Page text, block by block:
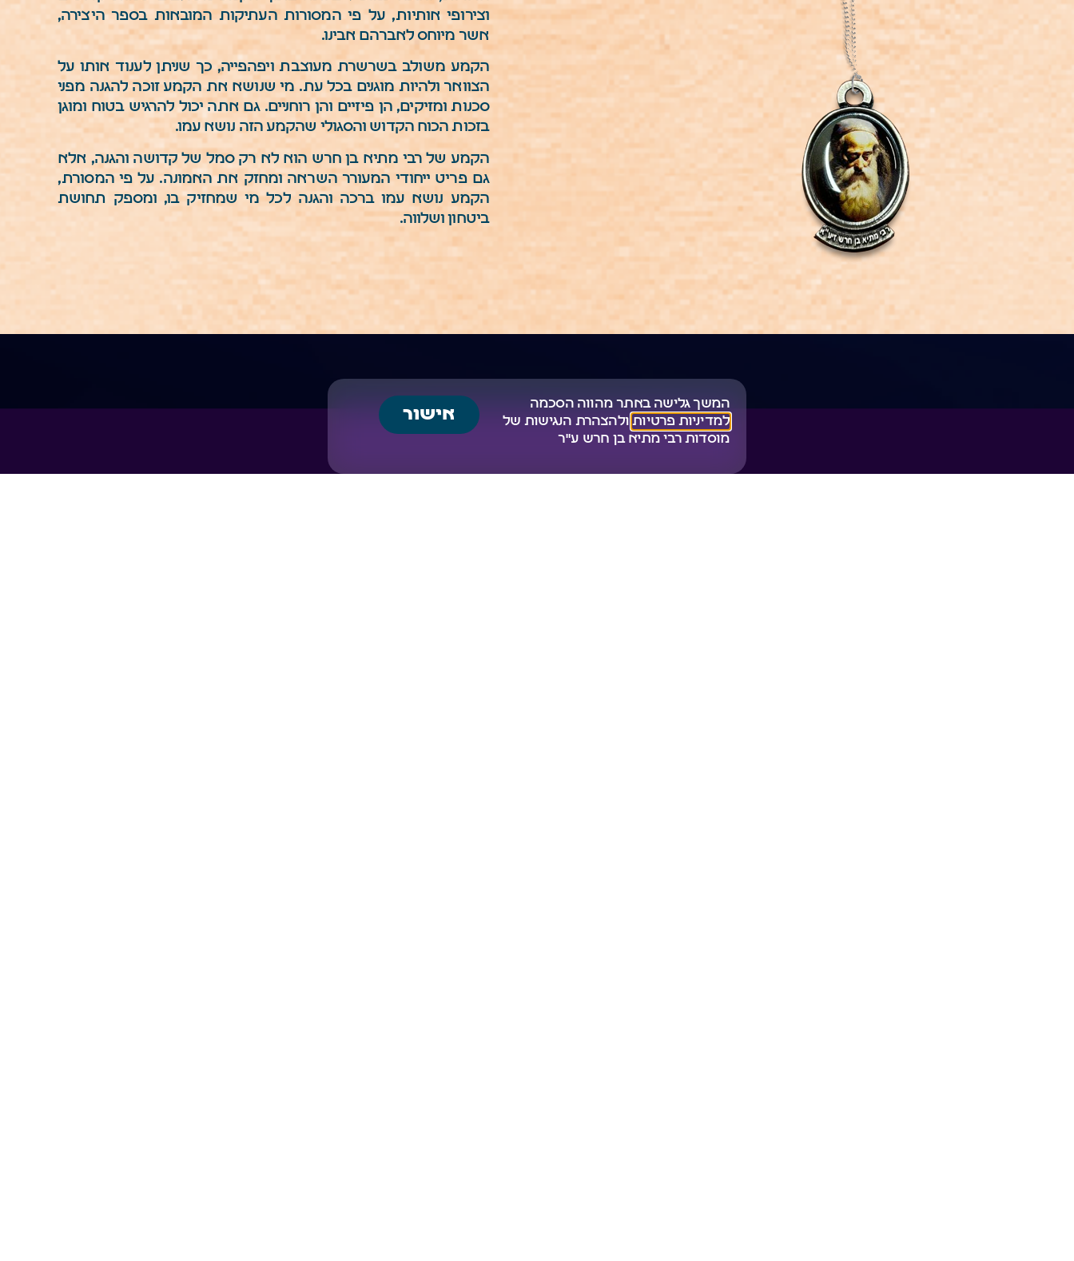
וצירופי אותיות, על פי המסורות העתיקות המובאות בספר היצירה,
אשר מיוחס לאברהם אבינו.
הקמע משולב בשרשרת מעוצבת ויפהפייה, כך שניתן לענוד אותו על
הצוואר ולהיות מוגנים בכל עת. מי שנושא את הקמע זוכה להגנה מפני
סכנות ומזיקים, הן פיזיים והן רוחניים. גם אתה יכול להרגיש בטוח ומוגן
בזכות הכוח הקדוש והסגולי שהקמע הזה נושא עמו.
הקמע של רבי מתיא בן חרש הוא לא רק סמל של קדושה והגנה, אלא
גם פריט ייחודי המעורר השראה ומחזק את האמונה. על פי המסורת,
הקמע נושא עמו ברכה והגנה לכל מי שמחזיק בו, ומספק תחושת
ביטחון ושלווה.
המשך גלישה באתר מהווה הסכמה
למדיניות פרטיותולהצהרת הנגישות של
מוסדות רבי מתיא בן חרש ע"ר
אישור